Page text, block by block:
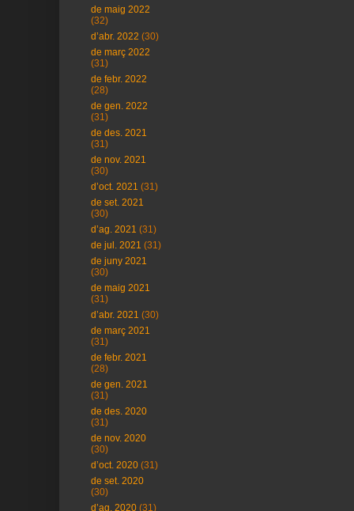
de maig 2022
(32)
d’abr. 2022 (30)
de març 2022
(31)
de febr. 2022
(28)
de gen. 2022
(31)
de des. 2021
(31)
de nov. 2021
(30)
d’oct. 2021 (31)
de set. 2021
(30)
d’ag. 2021 (31)
de jul. 2021 (31)
de juny 2021
(30)
de maig 2021
(31)
d’abr. 2021 (30)
de març 2021
(31)
de febr. 2021
(28)
de gen. 2021
(31)
de des. 2020
(31)
de nov. 2020
(30)
d’oct. 2020 (31)
de set. 2020
(30)
d’ag. 2020 (31)